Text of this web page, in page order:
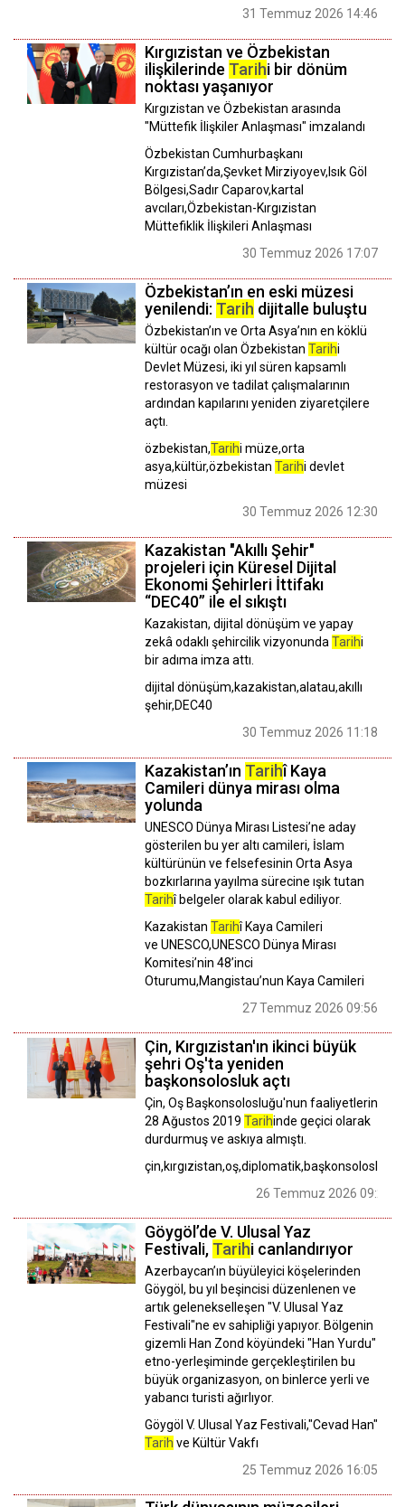
31 Temmuz 2026 14:46
Kırgızistan ve Özbekistan
ilişkilerinde Tarihi bir dönüm
noktası yaşanıyor
Kırgızistan ve Özbekistan arasında
"Müttefik İlişkiler Anlaşması" imzalandı
Özbekistan Cumhurbaşkanı
Kırgızistan’da,Şevket Mirziyoyev,Isık Göl
Bölgesi,Sadır Caparov,kartal
avcıları,Özbekistan-Kırgızistan
Müttefiklik İlişkileri Anlaşması
30 Temmuz 2026 17:07
Özbekistan’ın en eski müzesi
yenilendi: Tarih dijitalle buluştu
Özbekistan’ın ve Orta Asya’nın en köklü
kültür ocağı olan Özbekistan Tarihi
Devlet Müzesi, iki yıl süren kapsamlı
restorasyon ve tadilat çalışmalarının
ardından kapılarını yeniden ziyaretçilere
açtı.
özbekistan,Tarihi müze,orta
asya,kültür,özbekistan Tarihi devlet
müzesi
30 Temmuz 2026 12:30
Kazakistan "Akıllı Şehir"
projeleri için Küresel Dijital
Ekonomi Şehirleri İttifakı
“DEC40” ile el sıkıştı
Kazakistan, dijital dönüşüm ve yapay
zekâ odaklı şehircilik vizyonunda Tarihi
bir adıma imza attı.
dijital dönüşüm,kazakistan,alatau,akıllı
şehir,DEC40
30 Temmuz 2026 11:18
Kazakistan’ın Tarihî Kaya
Camileri dünya mirası olma
yolunda
UNESCO Dünya Mirası Listesi’ne aday
gösterilen bu yer altı camileri, İslam
kültürünün ve felsefesinin Orta Asya
bozkırlarına yayılma sürecine ışık tutan
Tarihî belgeler olarak kabul ediliyor.
Kazakistan Tarihî Kaya Camileri
ve UNESCO,UNESCO Dünya Mirası
Komitesi’nin 48’inci
Oturumu,Mangistau’nun Kaya Camileri
27 Temmuz 2026 09:56
Çin, Kırgızistan'ın ikinci büyük
şehri Oş'ta yeniden
başkonsolosluk açtı
Çin, Oş Başkonsolosluğu'nun faaliyetlerini
28 Ağustos 2019 Tarihinde geçici olarak
durdurmuş ve askıya almıştı.
çin,kırgızistan,oş,diplomatik,başkonsolosluk
26 Temmuz 2026 09:28
Göygöl’de V. Ulusal Yaz
Festivali, Tarihi canlandırıyor
Azerbaycan’ın büyüleyici köşelerinden
Göygöl, bu yıl beşincisi düzenlenen ve
artık gelenekselleşen "V. Ulusal Yaz
Festivali"ne ev sahipliği yapıyor. Bölgenin
gizemli Han Zond köyündeki "Han Yurdu"
etno-yerleşiminde gerçekleştirilen bu
büyük organizasyon, on binlerce yerli ve
yabancı turisti ağırlıyor.
Göygöl V. Ulusal Yaz Festivali,"Cevad Han"
Tarih ve Kültür Vakfı
25 Temmuz 2026 16:05